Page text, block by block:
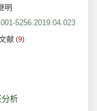
明
5256.2019.04.023
献 (9)
分析